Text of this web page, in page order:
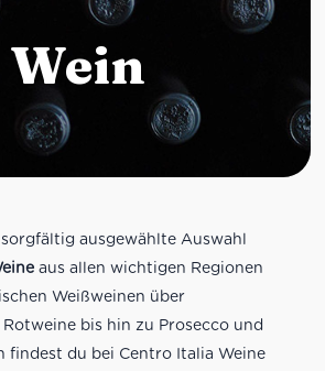
Wein
ausgewählte Auswahl
aus allen wichtigen Regionen
Weißweinen über
bis hin zu Prosecco und
findest du bei Centro Italia Weine